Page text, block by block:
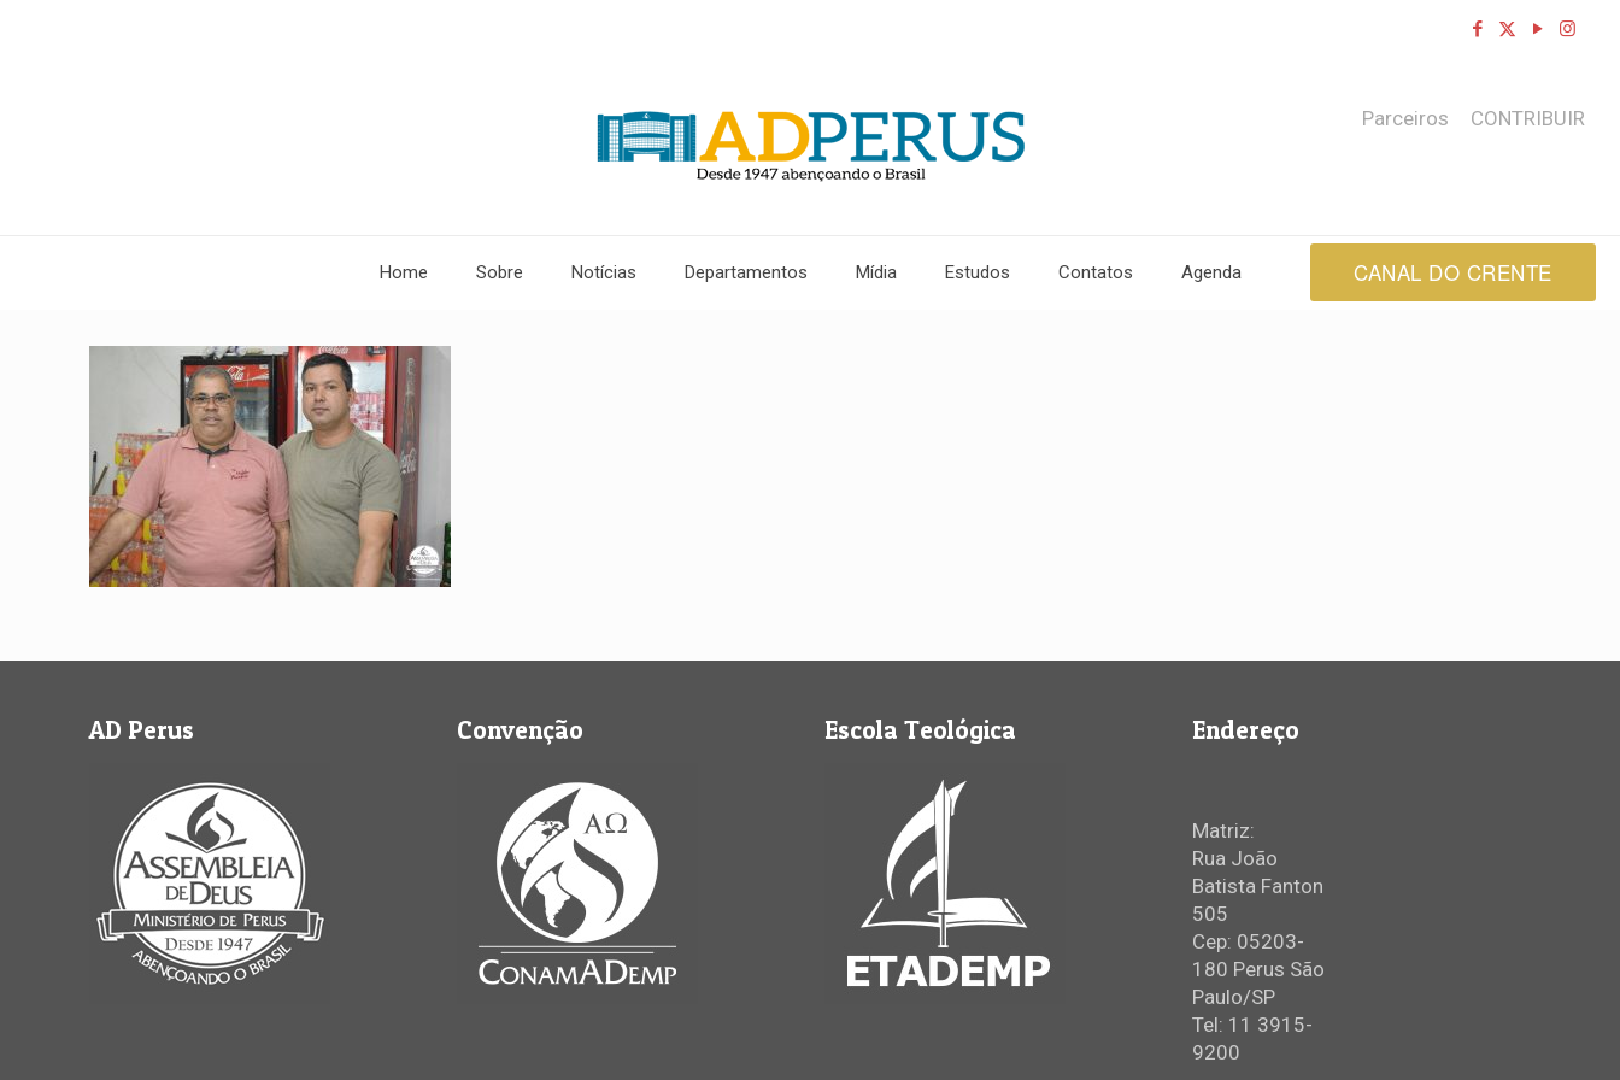
Home Sobre Notícias Departamentos Mídia Estudos Contatos Agenda
Parceiros CONTRIBUIR
CANAL DO CRENTE
AD Perus Convenção Escola Teológica Endereço
Matriz:
Rua João
Batista Fanton
505
Cep: 05203-
180 Perus São
Paulo/SP
Tel: 11 3915-
9200